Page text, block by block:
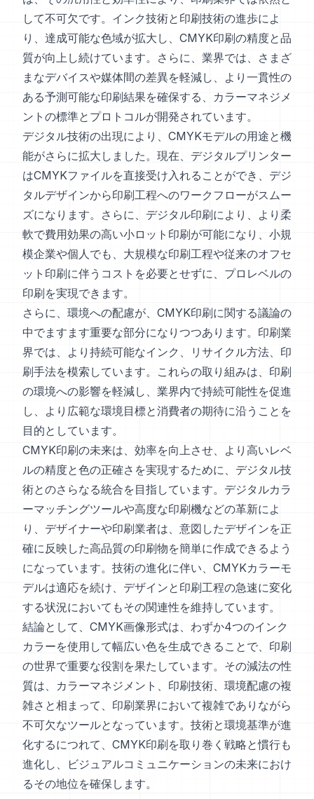
して不可欠です。インク技術と印刷技術の進歩によ
り、達成可能な色域が拡大し、CMYK印刷の精度と品
質が向上し続けています。さらに、業界では、さまざ
まなデバイスや媒体間の差異を軽減し、より一貫性の
ある予測可能な印刷結果を確保する、カラーマネジメ
ントの標準とプロトコルが開発されています。
デジタル技術の出現により、CMYKモデルの用途と機
能がさらに拡大しました。現在、デジタルプリンター
はCMYKファイルを直接受け入れることができ、デジ
タルデザインから印刷工程へのワークフローがスムー
ズになります。さらに、デジタル印刷により、より柔
軟で費用効果の高い小ロット印刷が可能になり、小規
模企業や個人でも、大規模な印刷工程や従来のオフセ
ット印刷に伴うコストを必要とせずに、プロレベルの
印刷を実現できます。
さらに、環境への配慮が、CMYK印刷に関する議論の
中でますます重要な部分になりつつあります。印刷業
界では、より持続可能なインク、リサイクル方法、印
刷手法を模索しています。これらの取り組みは、印刷
の環境への影響を軽減し、業界内で持続可能性を促進
し、より広範な環境目標と消費者の期待に沿うことを
目的としています。
CMYK印刷の未来は、効率を向上させ、より高いレベ
ルの精度と色の正確さを実現するために、デジタル技
術とのさらなる統合を目指しています。デジタルカラ
ーマッチングツールや高度な印刷機などの革新によ
り、デザイナーや印刷業者は、意図したデザインを正
確に反映した高品質の印刷物を簡単に作成できるよう
になっています。技術の進化に伴い、CMYKカラーモ
デルは適応を続け、デザインと印刷工程の急速に変化
する状況においてもその関連性を維持しています。
結論として、CMYK画像形式は、わずか4つのインク
カラーを使用して幅広い色を生成できることで、印刷
の世界で重要な役割を果たしています。その減法の性
質は、カラーマネジメント、印刷技術、環境配慮の複
雑さと相まって、印刷業界において複雑でありながら
不可欠なツールとなっています。技術と環境基準が進
化するにつれて、CMYK印刷を取り巻く戦略と慣行も
進化し、ビジュアルコミュニケーションの未来におけ
るその地位を確保します。